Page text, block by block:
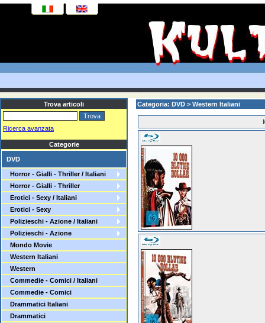
Trova articoli
Ricerca avanzata
Categorie
DVD
Horror - Gialli - Thriller / Italiani
Horror - Gialli - Thriller
Erotici - Sexy / Italiani
Erotici - Sexy
Polizieschi - Azione / Italiani
Polizieschi - Azione
Mondo Movie
Western Italiani
Western
Commedie - Comici / Italiani
Commedie - Comici
Drammatici Italiani
Drammatici
Categoria: DVD > Western Italiani